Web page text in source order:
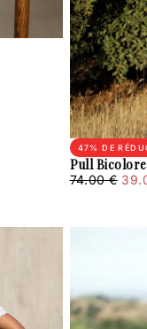
Pull
47% DE
39.00
Prix
74.00 € Prix